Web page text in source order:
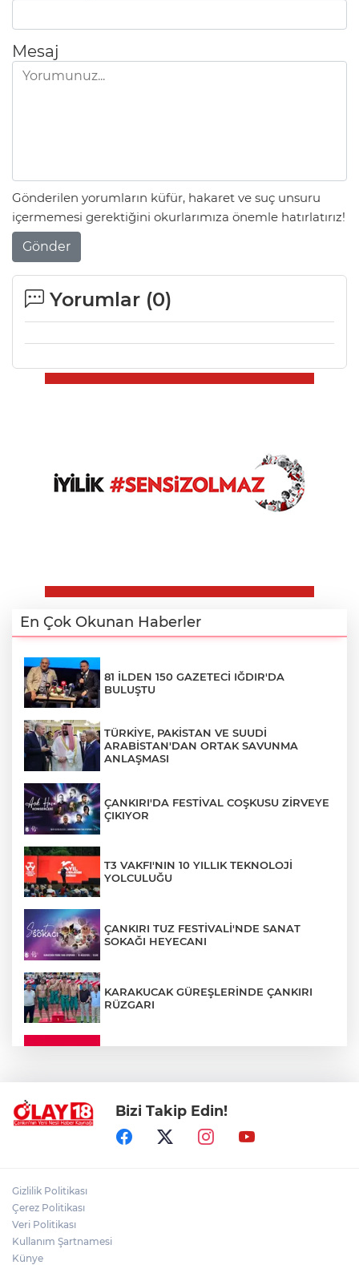
Mesaj
Gönderilen yorumların küfür, hakaret ve suç unsuru
içermemesi gerektiğini okurlarımıza önemle hatırlatırız!
Gönder
Yorumlar (0)
En Çok Okunan Haberler
81 İLDEN 150 GAZETECİ IĞDIR'DA
BULUŞTU
TÜRKİYE, PAKİSTAN VE SUUDİ
ARABİSTAN'DAN ORTAK SAVUNMA
ANLAŞMASI
ÇANKIRI'DA FESTİVAL COŞKUSU ZİRVEYE
ÇIKIYOR
T3 VAKFI'NIN 10 YILLIK TEKNOLOJİ
YOLCULUĞU
ÇANKIRI TUZ FESTİVALİ'NDE SANAT
SOKAĞI HEYECANI
KARAKUCAK GÜREŞLERİNDE ÇANKIRI
RÜZGARI
ADEM YAYLACI ELDİVAN'DA DUALARLA
TOPRAĞA VERİLDİ
ABD-İRAN HATTINDA YENİ KRİZ
Bizi Takip Edin!
Gizlilik Politikası
Çerez Politikası
Veri Politikası
Kullanım Şartnamesi
Künye